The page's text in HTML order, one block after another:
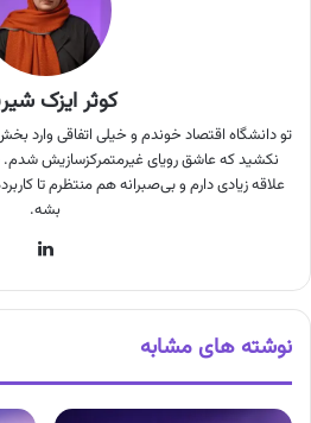
کوثر ایزک
تو دانشگاه اقتصاد خوندم و خیلی اتفاقی وارد
نکشید که عاشق رویای غیرمتمرکزسازیش شدم.
علاقه زیادی دارم و بی‌صبرانه هم منتظرم تا
بشه.
نوشته های مشابه